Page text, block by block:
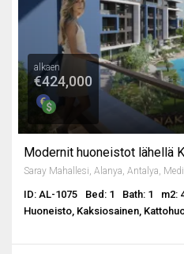
alkaen
€424,000
ID: AL-1075 Bed: 1 Bath: 1
m2:
Huoneisto, Kaksiosainen,